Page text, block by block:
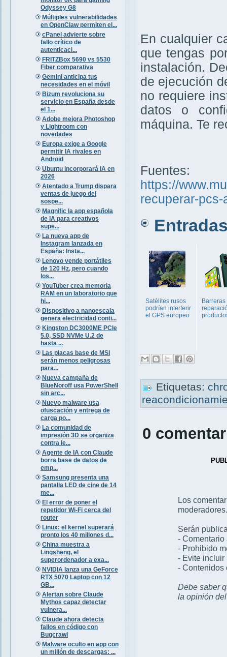
Odyssey G8
Múltiples vulnerabilidades
en OpenClaw permiten el...
cPanel advierte sobre
fallo crítico de
autenticaci...
FRITZBox 5690 vs 5530
Fiber comparativa
Gemini anticipa tus
necesidades en el móvil
Bizum revoluciona su
servicio en España desde
el 1...
Adobe mejora Photoshop
y Lightroom con
novedades
Europa exige a Google
permitir IA rivales en
Android
Ubuntu incorporará IA en
2026
Atentado a Trump dispara
ventas de juego del
sospe...
Magnific la app española
de IA para creativos
supe...
La nueva app de
Instagram lanzada en
España: Insta...
Lenovo vende portátiles
de 120 Hz, pero cuando
los...
YouTuber crea memoria
RAM en un laboratorio que
hi...
Dispositivo a nanoescala
genera electricidad conti...
Kingston DC3000ME PCIe
5.0, SSD NVMe U.2 de
hasta ...
Las placas base de MSI
serán menos peligrosas
para...
Nueva campaña de
BlueNoroff usa PowerShell
sin arc...
Nuevo malware usa
ofuscación y entrega de
carga po...
La comunidad de
impresión 3D se organiza
contra le...
Agente de IA con Claude
borra base de datos de
emp...
Samsung presenta una
pantalla LED de cine de 14
me...
El error de poner el
repetidor Wi-Fi cerca del
router
Linux: el kernel superará
pronto los 40 millones d...
China muestra a
Lingsheng, el
superordenador a exa...
NVIDIA lanza una GeForce
RTX 5070 Laptop con 12
GB...
Alertan sobre Claude
Mythos capaz detectar
vulnera...
Claude ahora detecta
fallos en código con
Bugcrawl
Malware oculto en app con
un millón de descargas: ...
En cualquier
que tengas
instalación.
de ejecución
no requiere
datos o
máquina. Te
Fuentes:
https://
recuperar-
Entradas
Satélites rusos
podrían interferir
el GPS europeo
Barreras
Etiquetas:
0
Los
moderadores.
Serán
- Comentario
- Prohibido
- Evite incluir
- Contenidos
Debe saber
la opinión